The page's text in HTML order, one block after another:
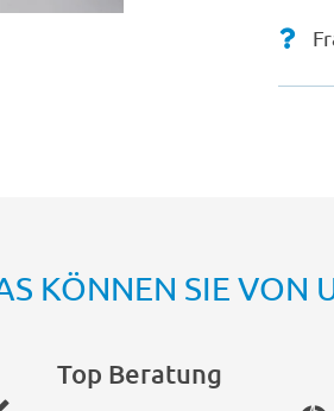
KÖNNEN SIE VON
Top Beratung